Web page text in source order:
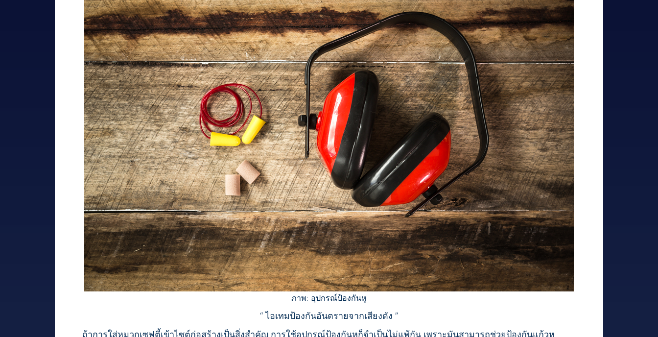
ภาพ: อุปกรณ์ป้องกันหู
“ ไอเทมป้องกันอันตรายจากเสียงดัง ”
ถ้าการใส่หมวกเซฟตี้เข้าไซต์ก่อสร้างเป็นสิ่งสำคัญ การใช้อุปกรณ์ป้องกันหูก็จำเป็นไม่แพ้กัน เพราะมันสามารถช่วยป้องกันแก้วหู